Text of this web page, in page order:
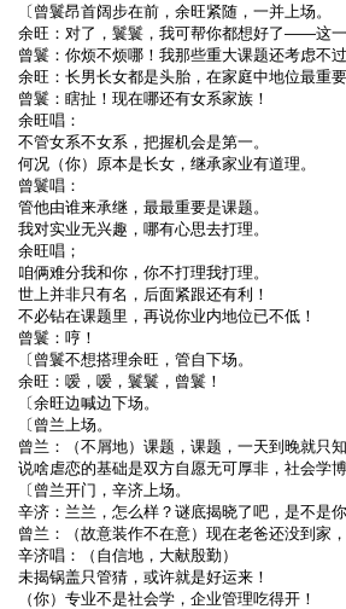
〔曾鬟昂首阔步在前，余旺紧随，一并上场。
余旺：对了，鬟鬟，我可帮你都想好了——这
曾鬟：你烦不烦哪！我那些重大课题还考虑不
余旺：长男长女都是头胎，在家庭中地位最重
曾鬟：瞎扯！现在哪还有女系家族！
余旺唱：
不管女系不女系，把握机会是第一。
何况（你）原本是长女，继承家业有道理。
曾鬟唱：
管他由谁来承继，最最重要是课题。
我对实业无兴趣，哪有心思去打理。
余旺唱；
咱俩难分我和你，你不打理我打理。
世上并非只有名，后面紧跟还有利！
不必钻在课题里，再说你业内地位已不低！
曾鬟：哼！
〔曾鬟不想搭理余旺，管自下场。
余旺：嗳，嗳，鬟鬟，曾鬟！
〔余旺边喊边下场。
〔曾兰上场。
曾兰：（不屑地）课题，课题，一天到晚就只
说啥虐恋的基础是双方自愿无可厚非，社会学
〔曾兰开门，辛济上场。
辛济：兰兰，怎么样？谜底揭晓了吧，是不是
曾兰：（故意装作不在意）现在老爸还没到家
辛济唱：（自信地，大献殷勤）
未揭锅盖只管猜，或许就是好运来！
（你）专业不是社会学，企业管理吃得开！